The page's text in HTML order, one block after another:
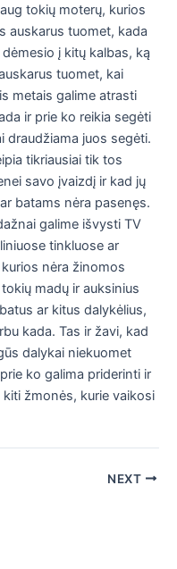
tokių moterų, kurios
auskarus tuomet, kada
į kitų kalbas, ką
tuomet, kai
metais galime atrasti
ir prie ko reikia segėti
draudžiama juos segėti.
tikriausiai tik tos
savo įvaizdį ir kad jų
batams nėra pasenęs.
galime išvysti TV
tinkluose ar
nėra žinomos
madų ir auksinius
ar kitus dalykėlius,
kada. Tas ir žavi, kad
dalykai niekuomet
ko galima priderinti ir
žmonės, kurie vaikosi
NEXT